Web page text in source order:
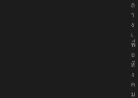
ล
า
ง
เ
พื่
อ
สั
ง
ค
ม